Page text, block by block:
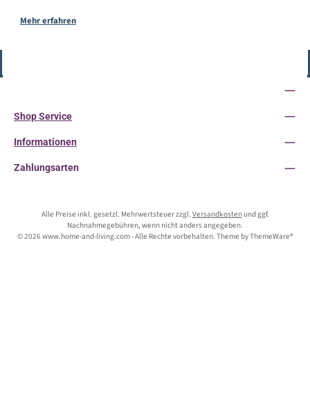
Mehr erfahren
Shop Service
Informationen
Zahlungsarten
Alle Preise inkl. gesetzl. Mehrwertsteuer zzgl. Versandkostenund ggf.
Nachnahmegebühren, wenn nicht anders angegeben.
© 2026 www.home-and-living.com - Alle Rechte vorbehalten. Theme byThemeWare®